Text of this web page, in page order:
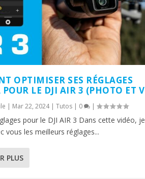
OPTIMISER SES RÉGLAGES
POUR LE DJI AIR 3 (PHOTO ET
| Mar 22, 2024|Tutos | 0 |
pour le DJI AIR 3 Dans cette vidéo, je
vous les meilleurs réglages...
PLUS